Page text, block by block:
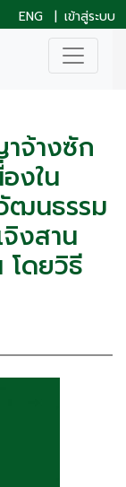
ENG | เข้าสู่ระบบ
จ้างซัก
งใน
ฒนธรรม
งสาน
ดยวิธี